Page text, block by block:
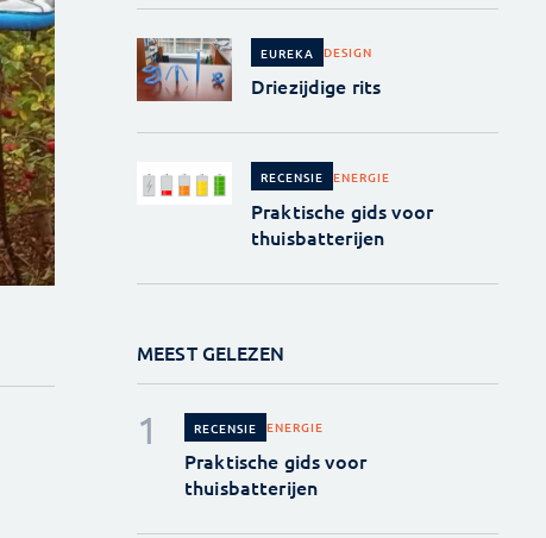
EUREKA DESIGN
Driezijdige rits
RECENSIE ENERGIE
Praktische gids voor
thuisbatterijen
MEEST GELEZEN
RECENSIE ENERGIE
Praktische gids voor
thuisbatterijen